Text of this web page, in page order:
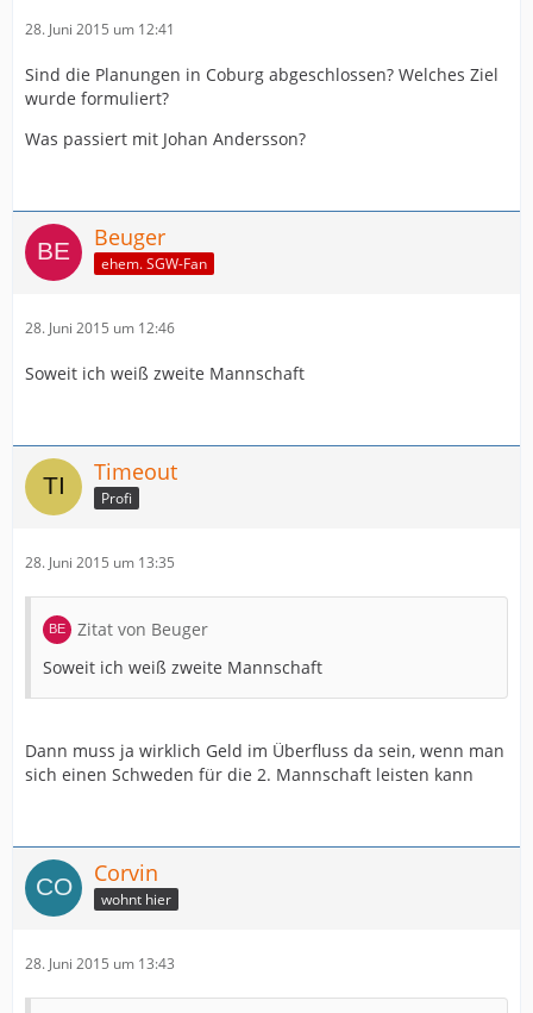
28. Juni 2015 um 12:41
Sind die Planungen in Coburg abgeschlossen? Welches Ziel
wurde formuliert?
Was passiert mit Johan Andersson?
Beuger
ehem. SGW-Fan
28. Juni 2015 um 12:46
Soweit ich weiß zweite Mannschaft
Timeout
Profi
28. Juni 2015 um 13:35
Zitat von Beuger
Soweit ich weiß zweite Mannschaft
Dann muss ja wirklich Geld im Überfluss da sein, wenn man
sich einen Schweden für die 2. Mannschaft leisten kann
Corvin
wohnt hier
28. Juni 2015 um 13:43